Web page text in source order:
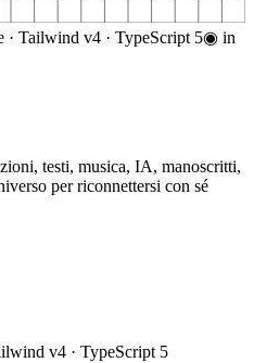
· Tailwind v4 · TypeScript 5◉ in
testi, musica, IA, manoscritti,
per riconnettersi con sé
v4 · TypeScript 5